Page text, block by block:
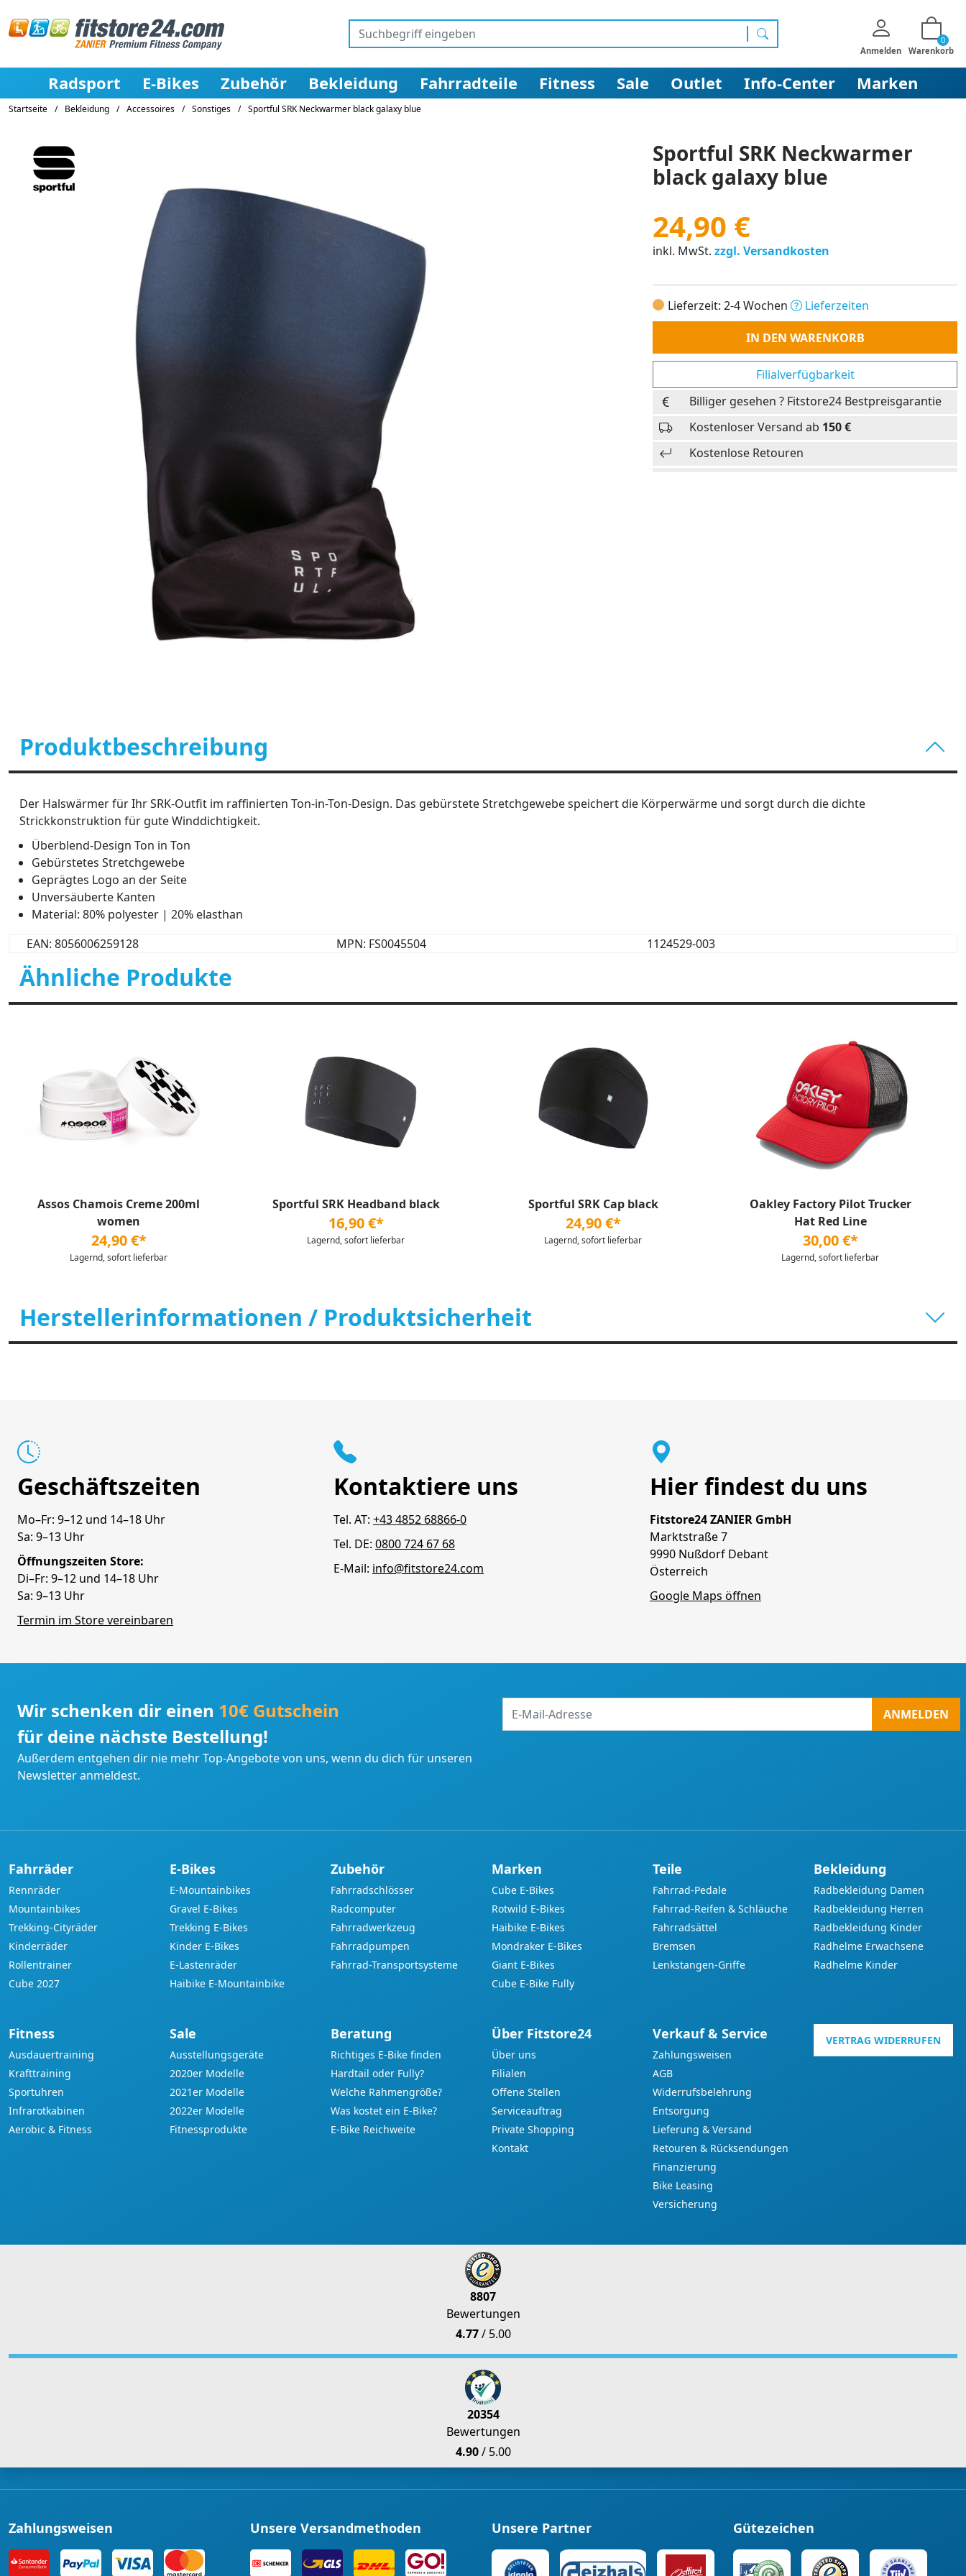
Suchen Anmelden Warenkorb
0
Radsport E-Bikes Zubehör Bekleidung Fahrradteile Fitness Sale Outlet Info-Center Marken
Startseite / Bekleidung / Accessoires / Sonstiges / Sportful SRK Neckwarmer black galaxy blue
Sportful SRK Neckwarmer
black galaxy blue
24,90 €
inkl. MwSt. zzgl. Versandkosten
Lieferzeit: 2-4 Wochen
Lieferzeiten
Anzahl
IN DEN WARENKORB
Filialverfügbarkeit
Billiger gesehen ? Fitstore24 Bestpreisgarantie
Kostenloser Versand ab 150 €
Kostenlose Retouren
Produktbeschreibung
Der Halswärmer für Ihr SRK-Outfit im raffinierten Ton-in-Ton-Design. Das gebürstete Stretchgewebe speichert die Körperwärme und sorgt durch die dichte
Strickkonstruktion für gute Winddichtigkeit.
Überblend-Design Ton in Ton
Gebürstetes Stretchgewebe
Geprägtes Logo an der Seite
Unversäuberte Kanten
Material: 80% polyester | 20% elasthan
EAN: 8056006259128
MPN: FS0045504 1124529-003
Ähnliche Produkte
Assos Chamois Creme 200ml
women
24,90 €*
Lagernd, sofort lieferbar
Sportful SRK Headband black
16,90 €*
Lagernd, sofort lieferbar
Sportful SRK Cap black
24,90 €*
Lagernd, sofort lieferbar
Oakley Factory Pilot Trucker
Hat Red Line
30,00 €*
Lagernd, sofort lieferbar
Herstellerinformationen / Produktsicherheit
Geschäftszeiten
Mo–Fr: 9–12 und 14–18 Uhr
Sa: 9–13 Uhr
Öffnungszeiten Store:
Di–Fr: 9–12 und 14–18 Uhr
Sa: 9–13 Uhr
Termin im Store vereinbaren
Kontaktiere uns
Tel. AT: +43 4852 68866-0
Tel. DE: 0800 724 67 68
E-Mail: info@fitstore24.com
Hier findest du uns
Fitstore24 ZANIER GmbH
Marktstraße 7
9990 Nußdorf Debant
Österreich
Google Maps öffnen
Wir schenken dir einen 10€ Gutschein
für deine nächste Bestellung!
Außerdem entgehen dir nie mehr Top-Angebote von uns, wenn du dich für unseren
Newsletter anmeldest.
Mail-
ANMELDEN
Fahrräder
Rennräder
Mountainbikes
Trekking-Cityräder
Kinderräder
Rollentrainer
Cube 2027
E-Bikes
E-Mountainbikes
Gravel E-Bikes
Trekking E-Bikes
Kinder E-Bikes
E-Lastenräder
Haibike E-Mountainbike
Zubehör
Fahrradschlösser
Radcomputer
Fahrradwerkzeug
Fahrradpumpen
Fahrrad-Transportsysteme
Marken
Cube E-Bikes
Rotwild E-Bikes
Haibike E-Bikes
Mondraker E-Bikes
Giant E-Bikes
Cube E-Bike Fully
Teile
Fahrrad-Pedale
Fahrrad-Reifen & Schläuche
Fahrradsättel
Bremsen
Lenkstangen-Griffe
Bekleidung
Radbekleidung Damen
Radbekleidung Herren
Radbekleidung Kinder
Radhelme Erwachsene
Radhelme Kinder
Fitness
Ausdauertraining
Krafttraining
Sportuhren
Infrarotkabinen
Aerobic & Fitness
Sale
Ausstellungsgeräte
2020er Modelle
2021er Modelle
2022er Modelle
Fitnessprodukte
Beratung
Richtiges E-Bike finden
Hardtail oder Fully?
Welche Rahmengröße?
Was kostet ein E-Bike?
E-Bike Reichweite
Über Fitstore24
Über uns
Filialen
Offene Stellen
Serviceauftrag
Private Shopping
Kontakt
Verkauf & Service
Zahlungsweisen
AGB
Widerrufsbelehrung
Entsorgung
Lieferung & Versand
Retouren & Rücksendungen
Finanzierung
Bike Leasing
Versicherung
VERTRAG WIDERRUFEN
8807
Bewertungen
4.77/ 5.00
20354
Bewertungen
4.90/ 5.00
Zahlungsweisen Unsere Versandmethoden Unsere Partner Gütezeichen